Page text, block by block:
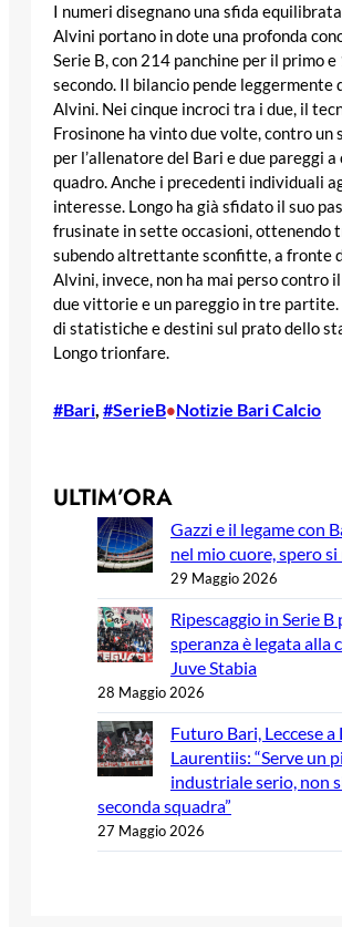
I numeri disegnano una sfida
Alvini portano in dote una profonda
Serie B, con 214 panchine per il primo
secondo. Il bilancio pende leggermente
Alvini. Nei cinque incroci tra i due, il
Frosinone ha vinto due volte, contro un
per l’allenatore del Bari e due pareggi
quadro. Anche i precedenti individuali
interesse. Longo ha già sfidato il suo
frusinate in sette occasioni, ottenendo
subendo altrettante sconfitte, a fronte
Alvini, invece, non ha mai perso contro
due vittorie e un pareggio in tre
di statistiche e destini sul prato dello
Longo trionfare.
#Bari, #SerieB•Notizie Bari Calcio
ULTIM’ORA
Gazzi e il legame con
nel mio cuore, spero
29 Maggio 2026
Ripescaggio in Serie B
speranza è legata alla
Juve Stabia
28 Maggio 2026
Futuro Bari, Leccese a
Laurentiis: “Serve un
industriale serio, non
seconda squadra”
27 Maggio 2026